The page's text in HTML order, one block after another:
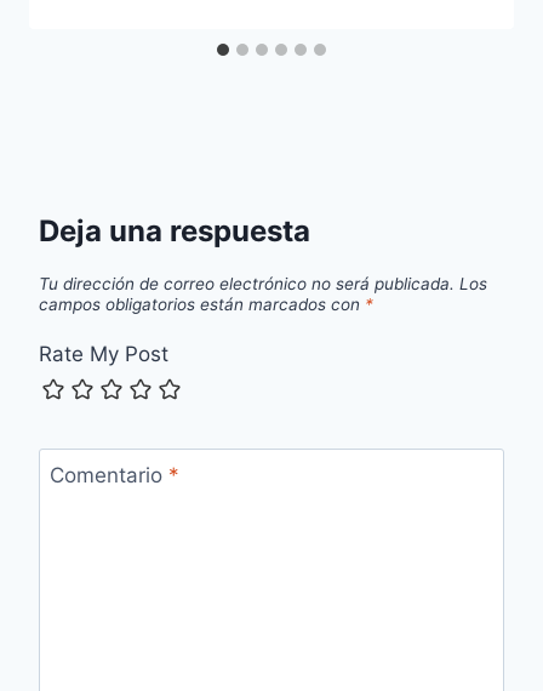
Deja una respuesta
Tu dirección de correo electrónico no será publicada. Los
campos obligatorios están marcados con *
Rate My Post
Comentario *